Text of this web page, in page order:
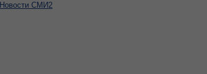
Новости СМИ2